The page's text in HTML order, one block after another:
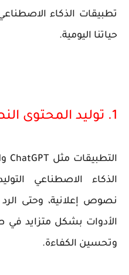
تطبيقات الذكاء
حياتنا اليومية.
1. توليد المحتوى النصي
الذكاء الاصطناعي
نصوص إعلانية، وحتى
الأدوات بشكل متزايد في
وتحسين الكفاءة.